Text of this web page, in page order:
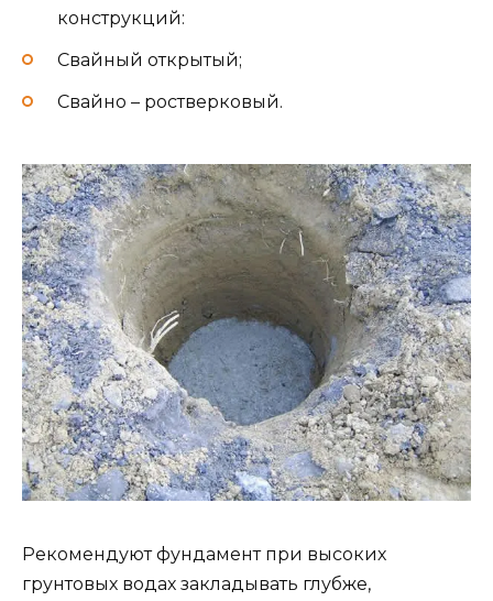
конструкций:
Свайный открытый;
Свайно – ростверковый.
Рекомендуют фундамент при высоких
грунтовых водах закладывать глубже,